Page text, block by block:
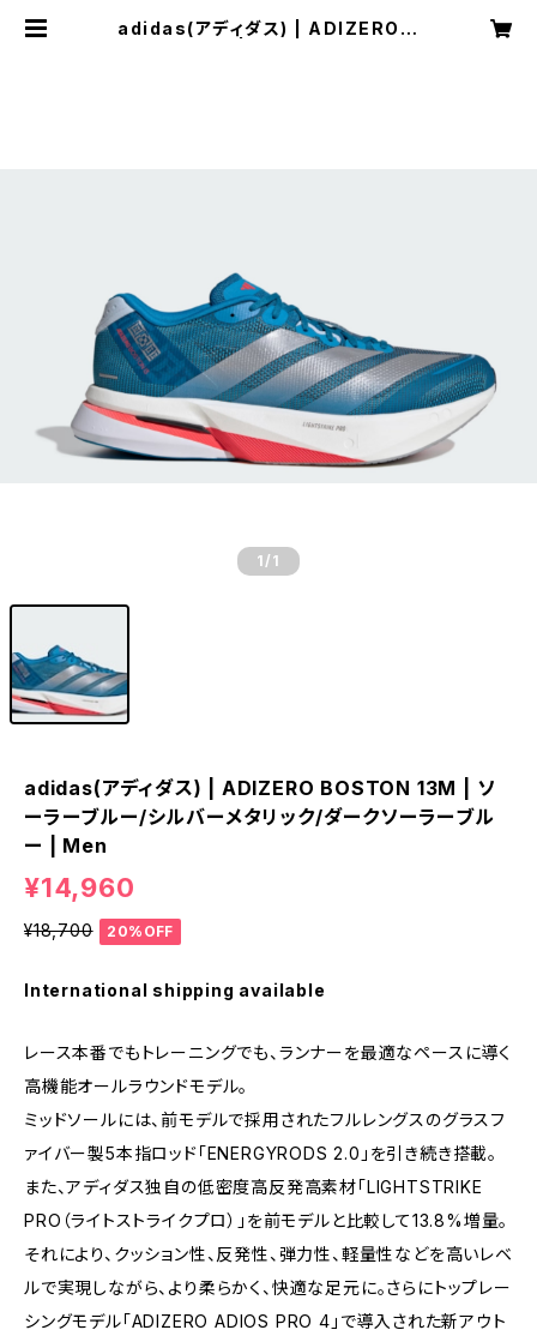
adidas(アディダス) | ADIZERO B
1 /1
adidas(アディダス) | ADIZERO BOSTON 13M | ソ
ーラーブルー/シルバーメタリック/ダークソーラーブル
ー | Men
¥14,960
¥18,700 20%OFF
International shipping available
レース本番でもトレーニングでも、ランナーを最適なペースに導く
高機能オールラウンドモデル。
ミッドソールには、前モデルで採用されたフルレングスのグラスフ
ァイバー製5本指ロッド「ENERGYRODS 2.0」を引き続き搭載。
また、アディダス独自の低密度高反発高素材「LIGHTSTRIKE
PRO（ライトストライクプロ）」を前モデルと比較して13.8%増量。
それにより、クッション性、反発性、弾力性、軽量性などを高いレベ
ルで実現しながら、より柔らかく、快適な足元に。さらにトップレー
シングモデル「ADIZERO ADIOS PRO 4」で導入された新アウト